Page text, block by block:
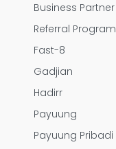
Business Partner
Referral Program
Fast-8
Gadjian
Hadirr
Payuung
Payuung Pribadi